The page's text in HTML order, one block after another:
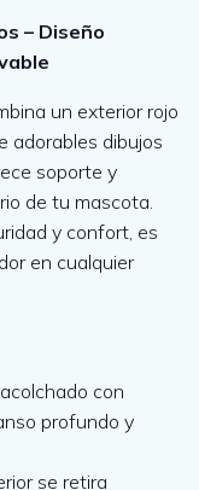
– Diseño
un exterior rojo
adorables dibujos
soporte y
de tu mascota.
y confort, es
en cualquier
con
profundo y
se retira